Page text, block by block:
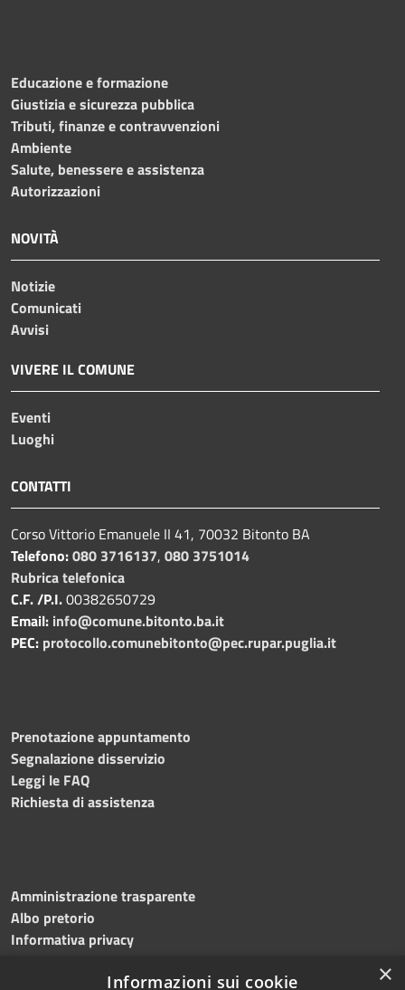
Educazione e formazione
Giustizia e sicurezza pubblica
Tributi, finanze e contravvenzioni
Ambiente
Salute, benessere e assistenza
Autorizzazioni
NOVITÀ
Notizie
Comunicati
Avvisi
VIVERE IL COMUNE
Eventi
Luoghi
CONTATTI
Corso Vittorio Emanuele II 41, 70032 Bitonto BA
Telefono:080 3716137, 080 3751014
Rubrica telefonica
C.F. /P.I.00382650729
Email: info@comune.bitonto.ba.it
PEC: protocollo.comunebitonto@pec.rupar.puglia.it
Prenotazione appuntamento
Segnalazione disservizio
Leggi le FAQ
Richiesta di assistenza
Amministrazione trasparente
Albo pretorio
Informativa privacy
Dichiarazione di accessibilità Meccanismo di feedback ×
Informazioni sui cookie